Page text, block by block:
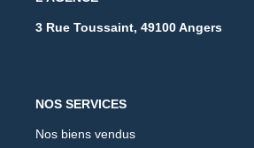
3 Rue Toussaint, 49100 Angers
NOS SERVICES
Nos biens vendus